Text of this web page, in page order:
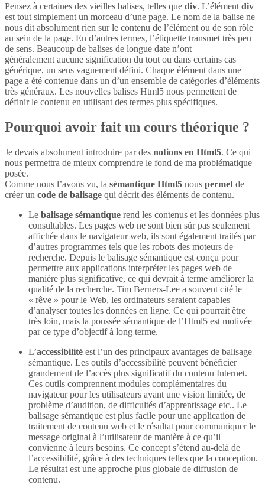
Pensez à certaines des vieilles balises, telles que div. L’élément div
est tout simplement un morceau d’une page. Le nom de la balise ne
nous dit absolument rien sur le contenu de l’élément ou de son rôle
au sein de la page. En d’autres termes, l’étiquette transmet très peu
de sens. Beaucoup de balises de longue date n’ont
généralement aucune signification du tout ou dans certains cas
générique, un sens vaguement défini. Chaque élément dans une
page a été contenue dans un d’un ensemble de catégories d’éléments
très généraux. Les nouvelles balises Html5 nous permettent de
définir le contenu en utilisant des termes plus spécifiques.
Pourquoi avoir fait un cours théorique ?
Je devais absolument introduire par des notions en Html5. Ce qui
nous permettra de mieux comprendre le fond de ma problématique
posée.
Comme nous l’avons vu, la sémantique Html5 nous permet de
créer un code de balisage qui décrit des éléments de contenu.
Le balisage sémantique rend les contenus et les données plus
consultables. Les pages web ne sont bien sûr pas seulement
affichée dans le navigateur web, ils sont également traités par
d’autres programmes tels que les robots des moteurs de
recherche. Depuis le balisage sémantique est conçu pour
permettre aux applications interpréter les pages web de
manière plus significative, ce qui devrait à terme améliorer la
qualité de la recherche. Tim Berners-Lee a souvent cité le
« rêve » pour le Web, les ordinateurs seraient capables
d’analyser toutes les données en ligne. Ce qui pourrait être
très loin, mais la poussée sémantique de l’Html5 est motivée
par ce type d’objectif à long terme.
L’accessibilité est l’un des principaux avantages de balisage
sémantique. Les outils d’accessibilité peuvent bénéficier
grandement de l’accès plus significatif du contenu Internet.
Ces outils comprennent modules complémentaires du
navigateur pour les utilisateurs ayant une vision limitée, de
problème d’audition, de difficultés d’apprentissage etc.. Le
balisage sémantique est plus facile pour une application de
traitement de contenu web et le résultat pour communiquer le
message original à l’utilisateur de manière à ce qu’il
convienne à leurs besoins. Ce concept s’étend au-delà de
l’accessibilité, grâce à des techniques telles que la conception.
Le résultat est une approche plus globale de diffusion de
contenu.